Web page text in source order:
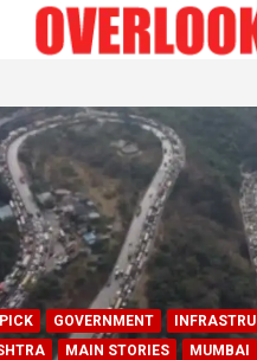
GOVERNMENT
MAIN STORIES
MUMBAI